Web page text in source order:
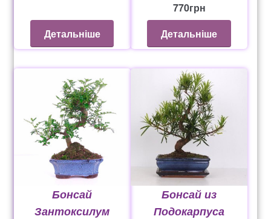
Детальніше
770грн
Детальніше
Бонсай
Зантоксилум
Бонсай из
Подокарпуса